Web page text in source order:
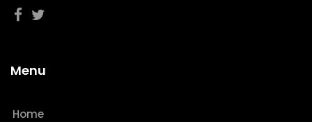
Menu
Home